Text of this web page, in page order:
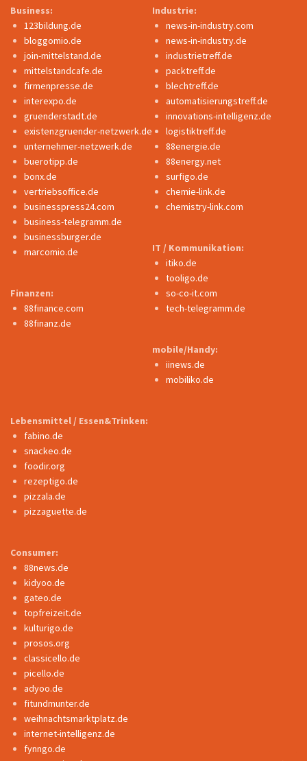
Business:
123bildung.de
bloggomio.de
join-mittelstand.de
mittelstandcafe.de
firmenpresse.de
interexpo.de
gruenderstadt.de
existenzgruender-netzwerk.de
unternehmer-netzwerk.de
buerotipp.de
bonx.de
vertriebsoffice.de
businesspress24.com
business-telegramm.de
businessburger.de
marcomio.de
Finanzen:
88finance.com
88finanz.de
Industrie:
news-in-industry.com
news-in-industry.de
industrietreff.de
packtreff.de
blechtreff.de
automatisierungstreff.de
innovations-intelligenz.de
logistiktreff.de
88energie.de
88energy.net
surfigo.de
chemie-link.de
chemistry-link.com
IT / Kommunikation:
itiko.de
tooligo.de
so-co-it.com
tech-telegramm.de
mobile/Handy:
iinews.de
mobiliko.de
Lebensmittel / Essen&Trinken:
fabino.de
snackeo.de
foodir.org
rezeptigo.de
pizzala.de
pizzaguette.de
Consumer:
88news.de
kidyoo.de
gateo.de
topfreizeit.de
kulturigo.de
prosos.org
classicello.de
picello.de
adyoo.de
fitundmunter.de
weihnachtsmarktplatz.de
internet-intelligenz.de
fynngo.de